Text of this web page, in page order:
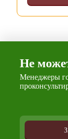
Не
Менеджеры